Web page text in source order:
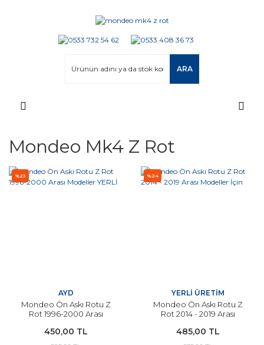
ARA
Mondeo Mk4 Z Rot
%23
AYD
Mondeo Ön Askı Rotu Z
Rot 1996-2000 Arası
450,00 TL
%24
YERLİ ÜRETİM
Mondeo Ön Askı Rotu Z
Rot 2014 - 2019 Arası
485,00 TL